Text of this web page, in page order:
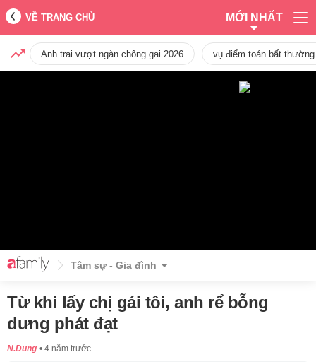
VỀ TRANG CHỦ MỚI NHẤT
Anh trai vượt ngàn chông gai 2026 vụ điểm toán bất
Tâm sự - Gia đình
Từ khi lấy chị gái tôi, anh rể bỗng
dưng phát đạt
N.Dung 4 năm trước